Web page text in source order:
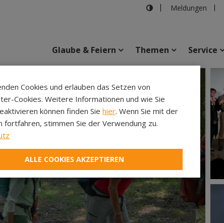
Meldungen
Veranstaltungen
Glaube & Feiern Themen Service
Cookies und erlauben das Setzen von
Cookies. Weitere Informationen und wie Sie
können finden Sie hier. Wenn Sie mit der
fortfahren, stimmen Sie der Verwendung zu.
ALLE COOKIES AKZEPTIEREN